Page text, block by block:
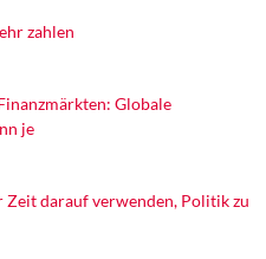
zahlen
Globale
je
Zeit darauf verwenden, Politik zu